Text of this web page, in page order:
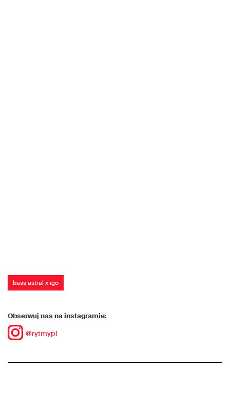
bass astral x igo
Obserwuj nas na instagramie:
@rytmypl